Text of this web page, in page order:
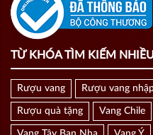
TỪ KHÓA TÌM KIẾM
Rượu vang Rượu vang
Rượu quà tặng Vang Chile